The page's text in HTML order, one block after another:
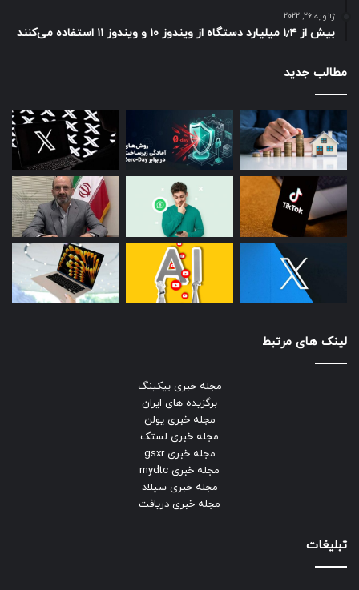
ژانویه 26, 2022
بیش از ۱٫۴ میلیارد دستگاه از ویندوز ۱۰ و ویندوز ۱۱ استفاده می‌کنند
مطالب جدید
لینک های مرتبط
مجله خبری بیکینگ
برگزیده های ایران
مجله خبری یولن
مجله خبری لستک
مجله خبری gsxr
مجله خبری mydtc
مجله خبری سیلاد
مجله خبری دریافت
تبلیغات